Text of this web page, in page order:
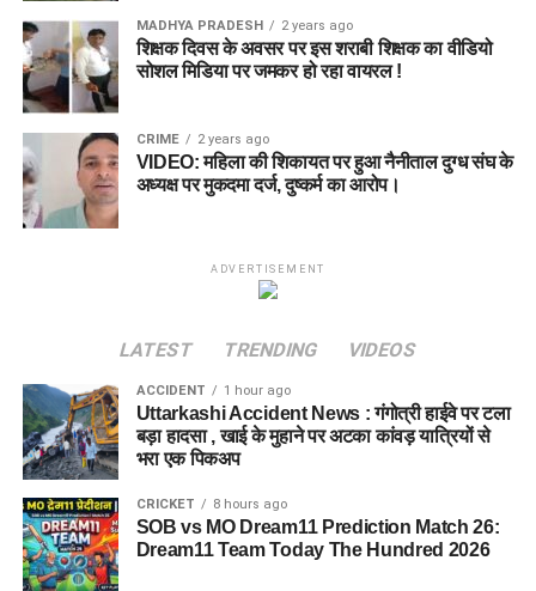
MADHYA PRADESH 2 years ago
शिक्षक दिवस के अवसर पर इस शराबी शिक्षक का वीडियो
सोशल मिडिया पर जमकर हो रहा वायरल !
CRIME 2 years ago
VIDEO: महिला की शिकायत पर हुआ नैनीताल दुग्ध संघ के
अध्यक्ष पर मुकदमा दर्ज, दुष्कर्म का आरोप।
ADVERTISEMENT
LATEST TRENDING VIDEOS
ACCIDENT 1 hour ago
Uttarkashi Accident News : गंगोत्री हाईवे पर टला
बड़ा हादसा , खाई के मुहाने पर अटका कांवड़ यात्रियों से
भरा एक पिकअप
CRICKET 8 hours ago
SOB vs MO Dream11 Prediction Match 26:
Dream11 Team Today The Hundred 2026